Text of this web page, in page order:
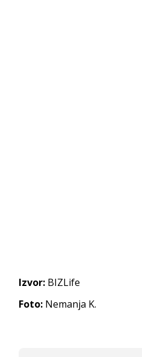
Izvor: BIZLife
Foto: Nemanja K.